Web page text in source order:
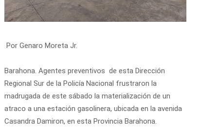
Por Genaro Moreta Jr.
Barahona. Agentes preventivos de esta Dirección
Regional Sur de la Policía Nacional frustraron la
madrugada de este sábado la materialización de un
atraco a una estación gasolinera, ubicada en la avenida
Casandra Damiron, en esta Provincia Barahona.